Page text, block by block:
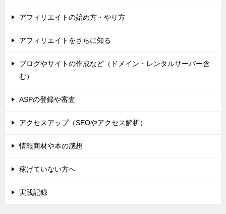
アフィリエイトの始め方・やり方
アフィリエイトをさらに知る
ブログやサイトの作成など（ドメイン・レンタルサーバー含
む）
ASPの登録や審査
アクセスアップ（SEOやアクセス解析）
情報商材や本の感想
稼げていない方へ
実践記録